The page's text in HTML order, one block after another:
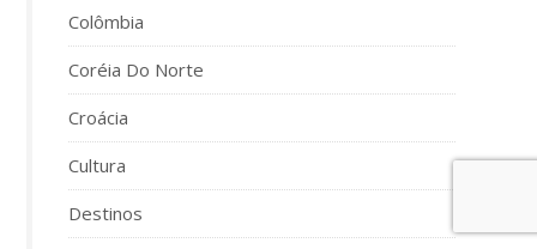
Colômbia
Coréia Do Norte
Croácia
Cultura
Destinos